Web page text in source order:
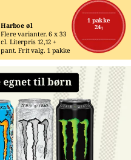
1 pakke
24,-
Harboe øl
Flere varianter. 6 x 33
cl. Literpris 12,12 +
pant. Frit valg. 1 pakke